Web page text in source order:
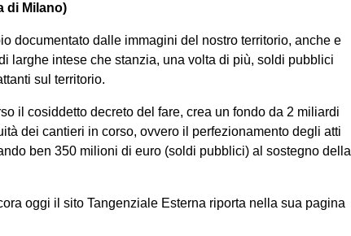
di Milano)
documentato dalle immagini del nostro territorio, anche e
larghe intese che stanzia, una volta di più, soldi pubblici
sul territorio.
il cosiddetto decreto del fare, crea un fondo da 2 miliardi
dei cantieri in corso, ovvero il perfezionamento degli atti
ben 350 milioni di euro (soldi pubblici) al sostegno della
oggi il sito Tangenziale Esterna riporta nella sua pagina